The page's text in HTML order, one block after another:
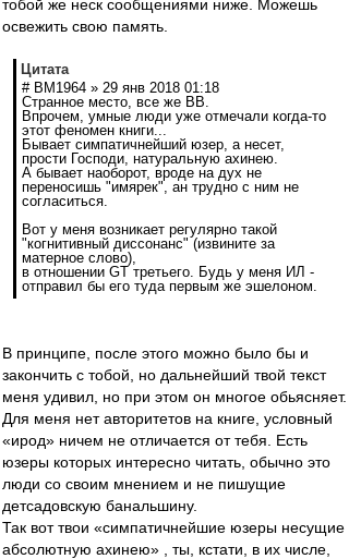
тобой же неск сообщениями ниже. Можешь
освежить свою память.
Цитата
# BM1964 » 29 янв 2018 01:18
Странное место, все же ВВ.
Впрочем, умные люди уже отмечали когда-то
этот феномен книги...
Бывает симпатичнейший юзер, а несет,
прости Господи, натуральную ахинею.
А бывает наоборот, вроде на дух не
переносишь "имярек", ан трудно с ним не
согласиться.
Вот у меня возникает регулярно такой
"когнитивный диссонанс" (извините за
матерное слово),
в отношении GT третьего. Будь у меня ИЛ -
отправил бы его туда первым же эшелоном.
В принципе, после этого можно было бы и
закончить с тобой, но дальнейший твой текст
меня удивил, но при этом он многое обьясняет.
Для меня нет авторитетов на книге, условный
«ирод» ничем не отличается от тебя. Есть
юзеры которых интересно читать, обычно это
люди со своим мнением и не пишущие
детсадовскую банальшину.
Так вот твои «симпатичнейшие юзеры несущие
абсолютную ахинею» , ты, кстати, в их числе,